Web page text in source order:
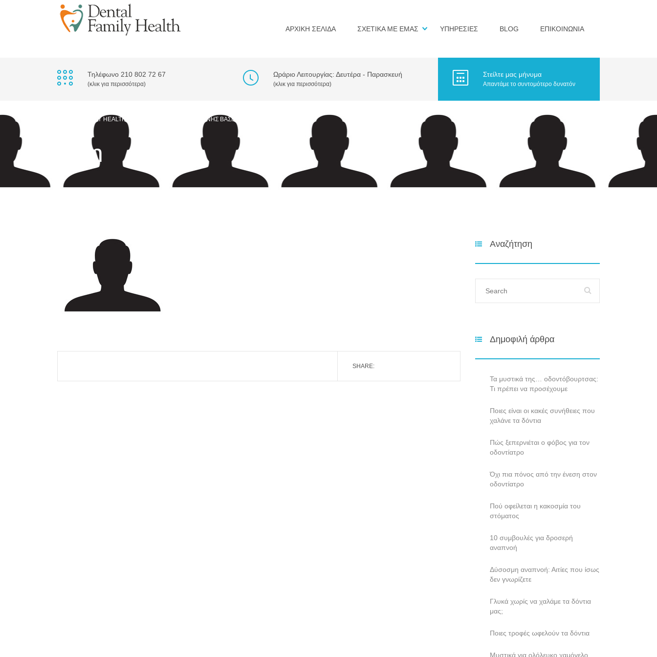
ΑΡΧΙΚΗ ΣΕΛΙΔΑ ΣΧΕΤΙΚΑ ΜΕ ΕΜΑΣ ΥΠΗΡΕΣΙΕΣ BLOG ΕΠΙΚΟΙΝΩΝΙΑ
Τηλέφωνο 210 802 72 67
(κλικ για περισσότερα)
Ωράριο Λειτουργίας: Δευτέρα - Παρασκευή
(κλικ για περισσότερα)
Στείλτε μας μήνυμα
Απαντάμε το συντομότερο δυνατόν
DENTAL FAMILY HEALTH ΓΙΆΝΝΗΣ ΒΑΣΙΛΟΎΔΗΣ
man
SHARE:
Αναζήτηση
Δημοφιλή άρθρα
Τα μυστικά της… οδοντόβουρτσας:
Τι πρέπει να προσέχουμε
Ποιες είναι οι κακές συνήθειες που
χαλάνε τα δόντια
Πώς ξεπερνιέται ο φόβος για τον
οδοντίατρο
Όχι πια πόνος από την ένεση στον
οδοντίατρο
Πού οφείλεται η κακοσμία του
στόματος
10 συμβουλές για δροσερή
αναπνοή
Δύσοσμη αναπνοή: Αιτίες που ίσως
δεν γνωρίζετε
Γλυκά χωρίς να χαλάμε τα δόντια
μας;
Ποιες τροφές ωφελούν τα δόντια
Mυστικά για ολόλευκο χαμόγελο